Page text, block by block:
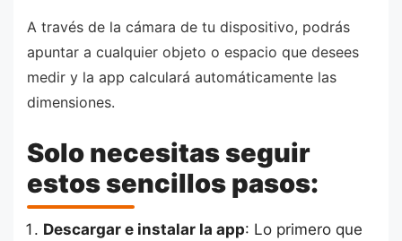
A través de la cámara de tu dispositivo, podrás
apuntar a cualquier objeto o espacio que desees
medir y la app calculará automáticamente las
dimensiones.
Solo necesitas seguir
estos sencillos pasos:
Descargar e instalar la app: Lo primero que